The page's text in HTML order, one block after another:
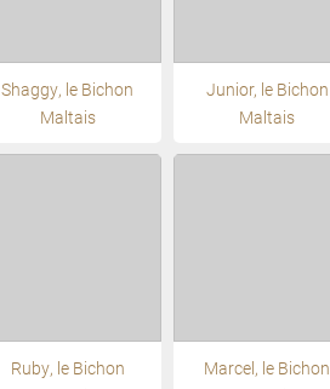
Shaggy, le Bichon
Maltais
Junior, le Bichon
Maltais
Ruby, le Bichon
Marcel, le Bichon